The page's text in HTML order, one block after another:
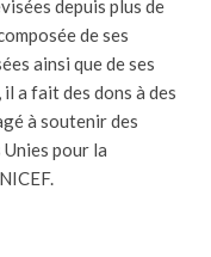
depuis plus de
de ses
ainsi que de ses
a fait des dons à des
à soutenir des
pour la